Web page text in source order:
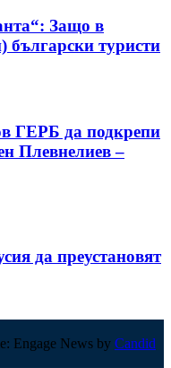
Защо в
български туристи
ГЕРБ да подкрепи
Плевнелиев –
да преустановят
Engage News by Candid